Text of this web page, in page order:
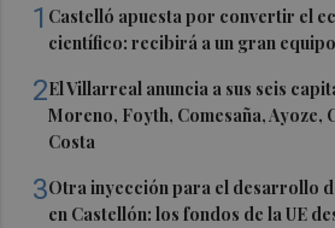
1 Castelló apuesta por convertir el
científico: recibirá a un gran
2El Villarreal anuncia a sus seis
Moreno, Foyth, Comesaña, Ayoze,
Costa
3Otra inyección para el desarrollo
en Castellón: los fondos de la UE